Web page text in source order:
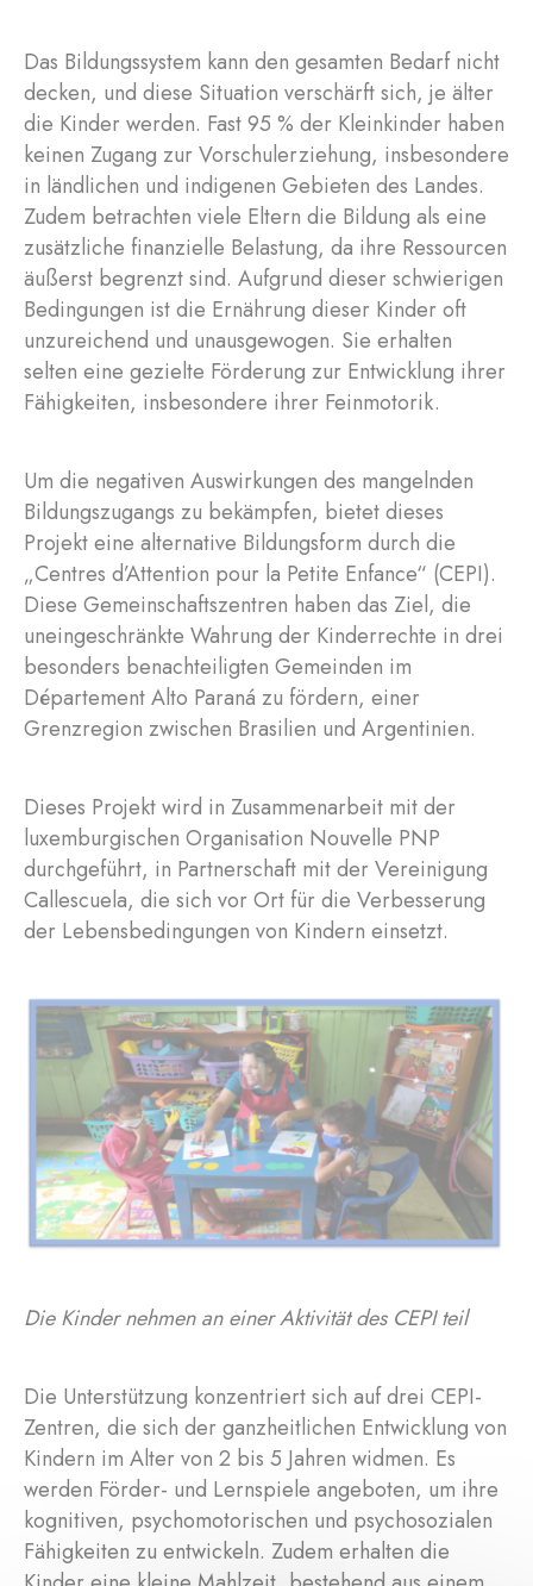
Das Bildungssystem kann den gesamten Bedarf nicht
decken, und diese Situation verschärft sich, je älter
die Kinder werden. Fast 95 % der Kleinkinder haben
keinen Zugang zur Vorschulerziehung, insbesondere
in ländlichen und indigenen Gebieten des Landes.
Zudem betrachten viele Eltern die Bildung als eine
zusätzliche finanzielle Belastung, da ihre Ressourcen
äußerst begrenzt sind. Aufgrund dieser schwierigen
Bedingungen ist die Ernährung dieser Kinder oft
unzureichend und unausgewogen. Sie erhalten
selten eine gezielte Förderung zur Entwicklung ihrer
Fähigkeiten, insbesondere ihrer Feinmotorik.
Um die negativen Auswirkungen des mangelnden
Bildungszugangs zu bekämpfen, bietet dieses
Projekt eine alternative Bildungsform durch die
„Centres d’Attention pour la Petite Enfance“ (CEPI).
Diese Gemeinschaftszentren haben das Ziel, die
uneingeschränkte Wahrung der Kinderrechte in drei
besonders benachteiligten Gemeinden im
Département Alto Paraná zu fördern, einer
Grenzregion zwischen Brasilien und Argentinien.
Dieses Projekt wird in Zusammenarbeit mit der
luxemburgischen Organisation Nouvelle PNP
durchgeführt, in Partnerschaft mit der Vereinigung
Callescuela, die sich vor Ort für die Verbesserung
der Lebensbedingungen von Kindern einsetzt.
Die Kinder nehmen an einer Aktivität des CEPI teil
Die Unterstützung konzentriert sich auf drei CEPI-
Zentren, die sich der ganzheitlichen Entwicklung von
Kindern im Alter von 2 bis 5 Jahren widmen. Es
werden Förder- und Lernspiele angeboten, um ihre
kognitiven, psychomotorischen und psychosozialen
Fähigkeiten zu entwickeln. Zudem erhalten die